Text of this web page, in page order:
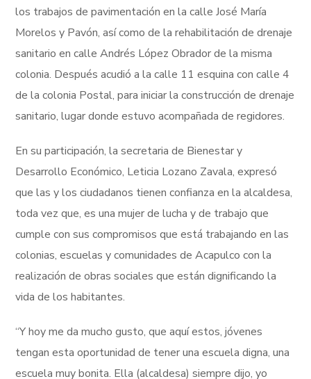
los trabajos de pavimentación en la calle José María
Morelos y Pavón, así como de la rehabilitación de drenaje
sanitario en calle Andrés López Obrador de la misma
colonia. Después acudió a la calle 11 esquina con calle 4
de la colonia Postal, para iniciar la construcción de drenaje
sanitario, lugar donde estuvo acompañada de regidores.
En su participación, la secretaria de Bienestar y
Desarrollo Económico, Leticia Lozano Zavala, expresó
que las y los ciudadanos tienen confianza en la alcaldesa,
toda vez que, es una mujer de lucha y de trabajo que
cumple con sus compromisos que está trabajando en las
colonias, escuelas y comunidades de Acapulco con la
realización de obras sociales que están dignificando la
vida de los habitantes.
“Y hoy me da mucho gusto, que aquí estos, jóvenes
tengan esta oportunidad de tener una escuela digna, una
escuela muy bonita. Ella (alcaldesa) siempre dijo, yo